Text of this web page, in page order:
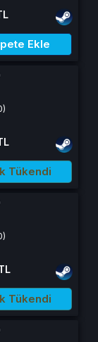
Ekle
Tükendi
Tükendi